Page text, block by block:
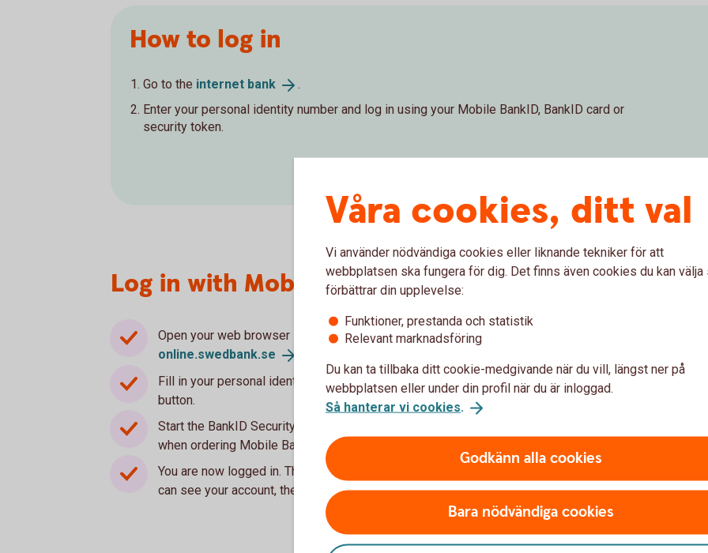
How to log in
Go to the internet bank
.
Enter your personal identity number and log in using your Mobile BankID, BankID card or
security token.
Log in with Mobile BankID
Open your web browser in your mobile phone, tablet or computer and go to
online.swedbank.se
Fill in your personal identity number and choose Mobile BankID. Next, click the Log in
button.
Start the BankID Security app in your mobile device and enter the code you selected
when ordering Mobile BankID.
You are now logged in. The Start page gives you a quick overview of your finances. You
can see your account, the latest transactions and current e-invoices.
Våra cookies, ditt val
Vi använder nödvändiga cookies eller liknande tekniker för att
webbplatsen ska fungera för dig. Det finns även cookies du kan välja
förbättrar din upplevelse:
Funktioner, prestanda och statistik
Relevant marknadsföring
Du kan ta tillbaka ditt cookie-medgivande när du vill, längst ner på
webbplatsen eller under din profil när du är inloggad.
Så hanterar vi cookies.
Godkänn alla cookies
Bara nödvändiga cookies